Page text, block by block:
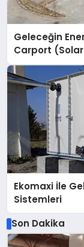
Geleceğin
Carport
Ekomaxi İle
Sistemleri
Son Dakika